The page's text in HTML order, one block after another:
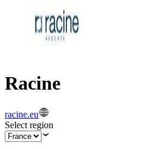
Racine
racine.eu
Select region